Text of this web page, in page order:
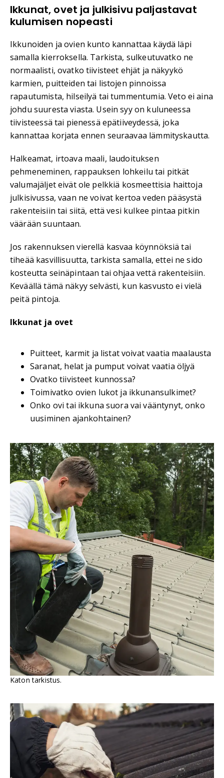
Ikkunat, ovet ja julkisivu paljastavat
kulumisen nopeasti
Ikkunoiden ja ovien kunto kannattaa käydä läpi
samalla kierroksella. Tarkista, sulkeutuvatko ne
normaalisti, ovatko tiivisteet ehjät ja näkyykö
karmien, puitteiden tai listojen pinnoissa
rapautumista, hilseilyä tai tummentumia. Veto ei aina
johdu suuresta viasta. Usein syy on kuluneessa
tiivisteessä tai pienessä epätiiveydessä, joka
kannattaa korjata ennen seuraavaa lämmityskautta.
Halkeamat, irtoava maali, laudoituksen
pehmeneminen, rappauksen lohkeilu tai pitkät
valumajäljet eivät ole pelkkiä kosmeettisia haittoja
julkisivussa, vaan ne voivat kertoa veden pääsystä
rakenteisiin tai siitä, että vesi kulkee pintaa pitkin
väärään suuntaan.
Jos rakennuksen vierellä kasvaa köynnöksiä tai
tiheää kasvillisuutta, tarkista samalla, ettei ne sido
kosteutta seinäpintaan tai ohjaa vettä rakenteisiin.
Keväällä tämä näkyy selvästi, kun kasvusto ei vielä
peitä pintoja.
Ikkunat ja ovet
Puitteet, karmit ja listat voivat vaatia maalausta
Saranat, helat ja pumput voivat vaatia öljyä
Ovatko tiivisteet kunnossa?
Toimivatko ovien lukot ja ikkunansulkimet?
Onko ovi tai ikkuna suora vai vääntynyt, onko
uusiminen ajankohtainen?
Katon tarkistus.